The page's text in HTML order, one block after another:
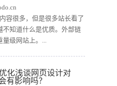
容很多，但是很多站长看了
不知道什么是优质。外部链
级网站上。...
化浅谈网页设计对
有影响吗？